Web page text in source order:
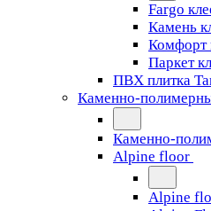
Fargo
Камень
Комфорт
Паркет
ПВХ плитка
Каменно-
Каменно-
Alpine floor
Alpine